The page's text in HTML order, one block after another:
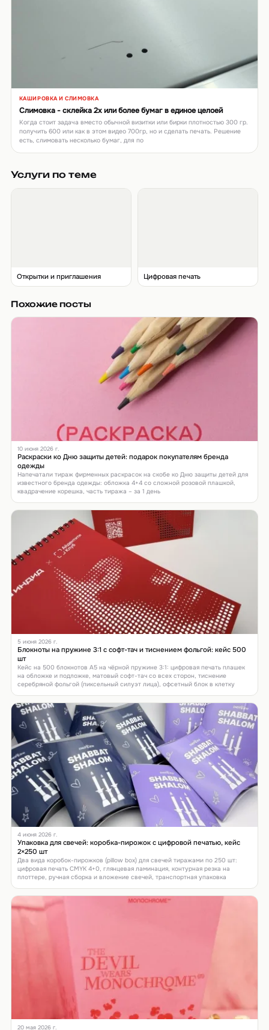
▶
КАШИРОВКА И СЛИМОВКА
Слимовка - склейка 2х или более бумаг в единое целоей
Когда стоит задача вместо обычной визитки или бирки плотностью 300 гр.
получить 600 или как в этом видео 700гр, но и сделать печать. Решение
есть, слимовать несколько бумаг, для по
Услуги по теме
Открытки и приглашения Цифровая печать
Похожие посты
10 июня 2026 г.
Раскраски ко Дню защиты детей: подарок покупателям бренда
одежды
Напечатали тираж фирменных раскрасок на скобе ко Дню защиты детей для
известного бренда одежды: обложка 4+4 со сложной розовой плашкой,
квадрачение корешка, часть тиража – за 1 день
5 июня 2026 г.
Блокноты на пружине 3:1 с софт-тач и тиснением фольгой: кейс 500
шт
Кейс на 500 блокнотов А5 на чёрной пружине 3:1: цифровая печать плашек
на обложке и подложке, матовый софт-тач со всех сторон, тиснение
серебряной фольгой (пиксельный силуэт лица), офсетный блок в клетку
4 июня 2026 г.
Упаковка для свечей: коробка-пирожок с цифровой печатью, кейс
2×250 шт
Два вида коробок-пирожков (pillow box) для свечей тиражами по 250 шт:
цифровая печать CMYK 4+0, глянцевая ламинация, контурная резка на
плоттере, ручная сборка и вложение свечей, транспортная упаковка
20 мая 2026 г.